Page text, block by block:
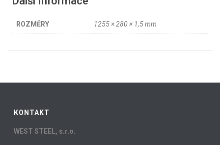
ROZMĚRY 1255 × 280 × 1,5 mm
KONTAKT
WEST STEEL, s.r.o.